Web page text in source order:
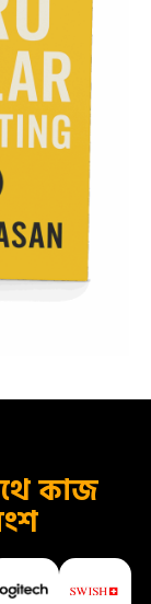
কাজ